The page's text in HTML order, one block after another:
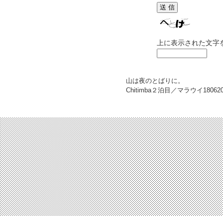
上に表示された文
山は夜のとばりに。
Chitimba２泊目／マラウイ